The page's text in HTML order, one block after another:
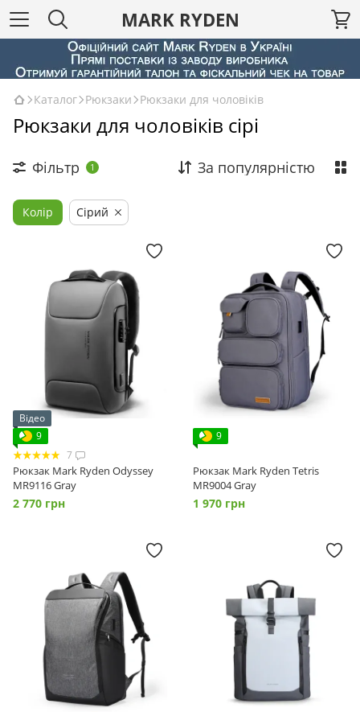
MARK RYDEN
Каталог Рюкзаки Рюкзаки для чоловіків
Рюкзаки для чоловіків сірі
Фільтр 1 За популярністю
Колір Сірий
Відео
9
7
Рюкзак Mark Ryden Odyssey
MR9116 Gray
2 770 грн
9
Рюкзак Mark Ryden Tetris
MR9004 Gray
1 970 грн